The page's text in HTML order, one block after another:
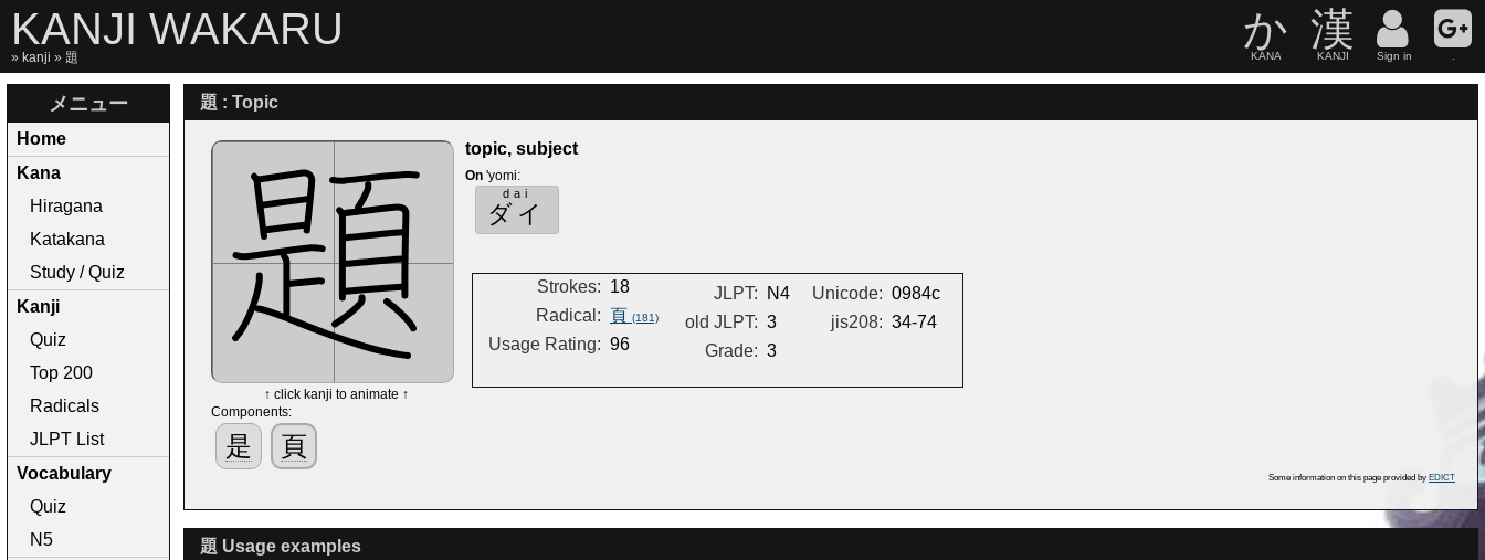
KANJI WAKARU
» kanji » 題
か
KANA
漢
KANJI Sign in
メニュー
Home
Kana
Hiragana
Katakana
Study / Quiz
Kanji
Quiz
Top 200
Radicals
JLPT List
Vocabulary
Quiz
N5
題 : Topic
↑ click kanji to animate ↑
Components:
是 頁
topic, subject
On 'yomi:
ダイ
dai
Strokes: 18
Radical: 頁 (181)
Usage Rating: 96
JLPT:
N4
old JLPT: 3
Grade: 3
Unicode: 0984c
jis208: 34-74
Some information on this page provided by EDICT
題 Usage examples